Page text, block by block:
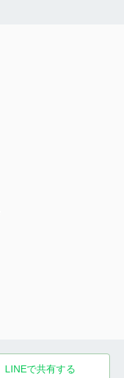
LINEで共有する